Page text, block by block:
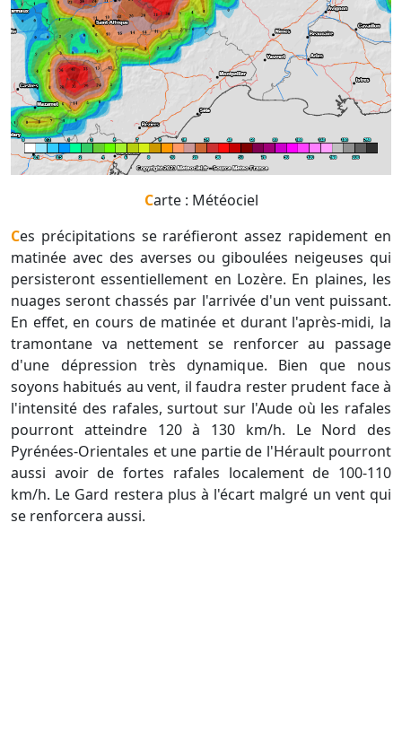
Carte : Météociel
Ces précipitations se raréfieront assez rapidement en
matinée avec des averses ou giboulées neigeuses qui
persisteront essentiellement en Lozère. En plaines, les
nuages seront chassés par l'arrivée d'un vent puissant.
En effet, en cours de matinée et durant l'après-midi, la
tramontane va nettement se renforcer au passage
d'une dépression très dynamique. Bien que nous
soyons habitués au vent, il faudra rester prudent face à
l'intensité des rafales, surtout sur l'Aude où les rafales
pourront atteindre 120 à 130 km/h. Le Nord des
Pyrénées-Orientales et une partie de l'Hérault pourront
aussi avoir de fortes rafales localement de 100-110
km/h. Le Gard restera plus à l'écart malgré un vent qui
se renforcera aussi.